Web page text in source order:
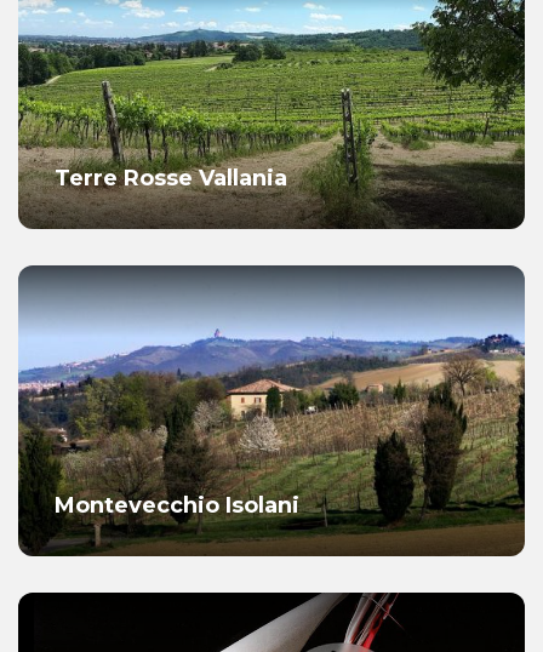
Terre Rosse Vallania
Montevecchio Isolani